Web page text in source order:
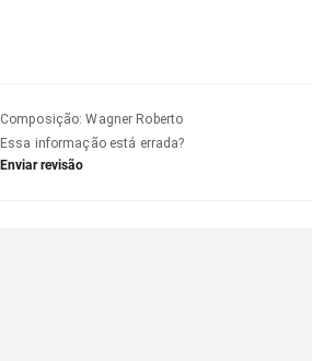
Composição:Wagner Roberto
Essa informação está errada?
Enviar revisão